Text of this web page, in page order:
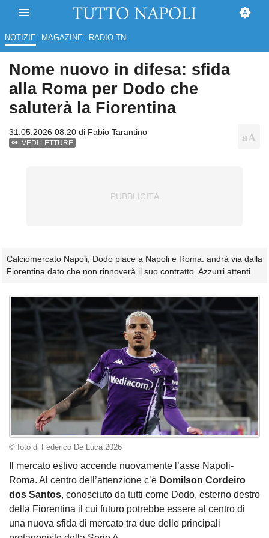
NOTIZIE MAGAZINE RADIO TN
Nome nuovo in difesa: sfida
alla Roma per Dodo che
saluterà la Fiorentina
31.05.2026 08:20 di Fabio Tarantino
VEDI LETTURE
Calciomercato Napoli, Dodo piace a Napoli e Roma: andrà via dalla
Fiorentina dato che non rinnoverà il suo contratto. Azzurri attenti
© foto di Federico De Luca 2026
Il mercato estivo accende nuovamente l’asse Napoli-
Roma. Al centro dell’attenzione c’è Domilson Cordeiro
dos Santos, conosciuto da tutti come Dodo, esterno destro
della Fiorentina il cui futuro potrebbe essere al centro di
una nuova sfida di mercato tra due delle principali